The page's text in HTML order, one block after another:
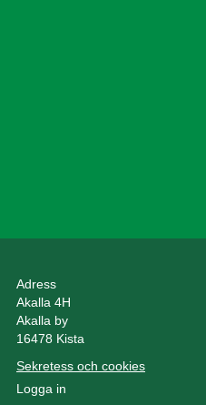
Adress
Akalla 4H
Akalla by
16478 Kista
Sekretess och cookies
Logga in